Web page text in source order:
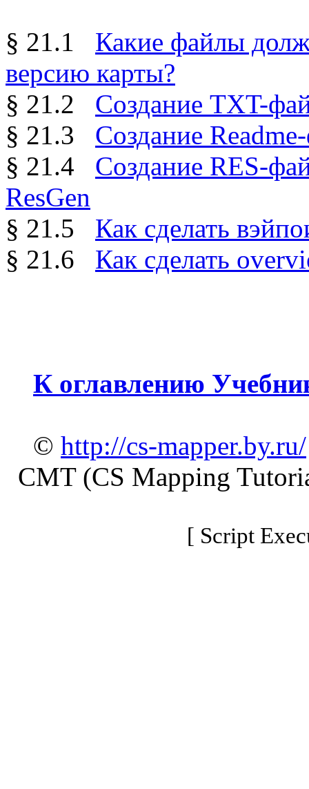
§ 21.1 Какие файлы
версию карты?
§ 21.2 Создание TXT-
§ 21.3 Создание
§ 21.4 Создание RES-
ResGen
§ 21.5 Как сделать
§ 21.6 Как сделать
К оглавлению
© http://cs-mapper.by.ru/
CMT (CS Mapping
[ Script